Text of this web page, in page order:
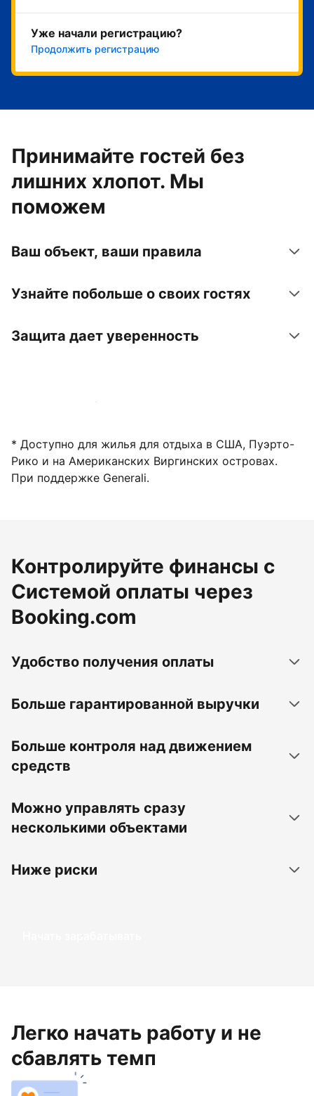
Уже начали регистрацию?
Продолжить регистрацию
Принимайте гостей без
лишних хлопот. Мы
поможем
Ваш объект, ваши правила
Узнайте побольше о своих гостях
Защита дает уверенность
Зарегистрировать объект
* Доступно для жилья для отдыха в США, Пуэрто-
Рико и на Американских Виргинских островах.
При поддержке Generali.
Контролируйте финансы с
Системой оплаты через
Booking.com
Удобство получения оплаты
Больше гарантированной выручки
Больше контроля над движением
средств
Можно управлять сразу
несколькими объектами
Ниже риски
Начать зарабатывать
Легко начать работу и не
сбавлять темп